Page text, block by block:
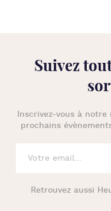
Suivez
Inscrivez-vous à
prochains
Retrouvez aussi